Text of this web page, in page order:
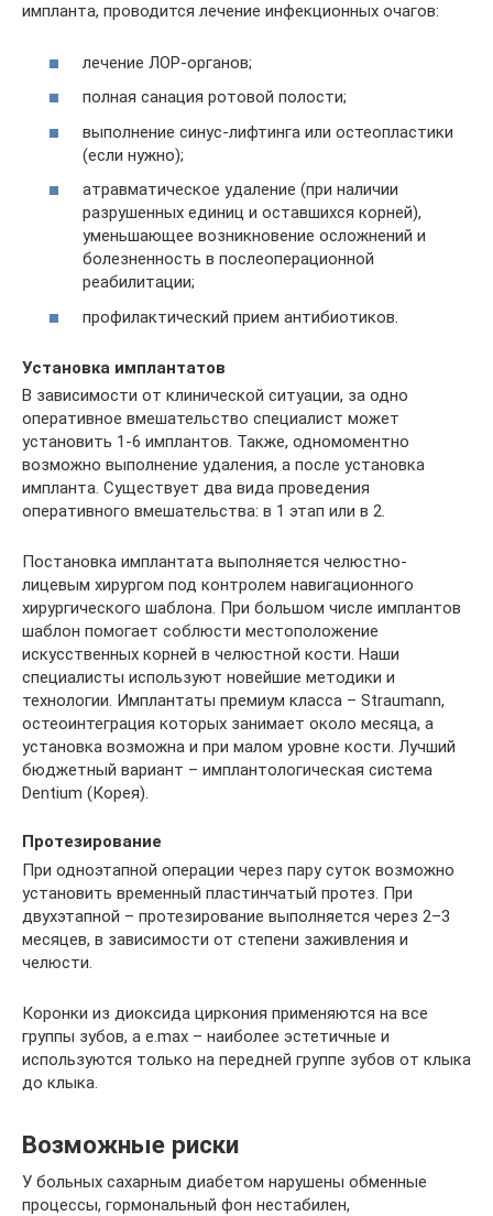
импланта, проводится лечение инфекционных очагов:
лечение ЛОР-органов;
полная санация ротовой полости;
выполнение синус-лифтинга или остеопластики
(если нужно);
атравматическое удаление (при наличии
разрушенных единиц и оставшихся корней),
уменьшающее возникновение осложнений и
болезненность в послеоперационной
реабилитации;
профилактический прием антибиотиков.
Установка имплантатов
В зависимости от клинической ситуации, за одно
оперативное вмешательство специалист может
установить 1-6 имплантов. Также, одномоментно
возможно выполнение удаления, а после установка
импланта. Существует два вида проведения
оперативного вмешательства: в 1 этап или в 2.
Постановка имплантата выполняется челюстно-
лицевым хирургом под контролем навигационного
хирургического шаблона. При большом числе имплантов
шаблон помогает соблюсти местоположение
искусственных корней в челюстной кости. Наши
специалисты используют новейшие методики и
технологии. Имплантаты премиум класса – Straumann,
остеоинтеграция которых занимает около месяца, а
установка возможна и при малом уровне кости. Лучший
бюджетный вариант – имплантологическая система
Dentium (Корея).
Протезирование
При одноэтапной операции через пару суток возможно
установить временный пластинчатый протез. При
двухэтапной – протезирование выполняется через 2–3
месяцев, в зависимости от степени заживления и
челюсти.
Коронки из диоксида циркония применяются на все
группы зубов, а e.max – наиболее эстетичные и
используются только на передней группе зубов от клыка
до клыка.
Возможные риски
У больных сахарным диабетом нарушены обменные
процессы, гормональный фон нестабилен,